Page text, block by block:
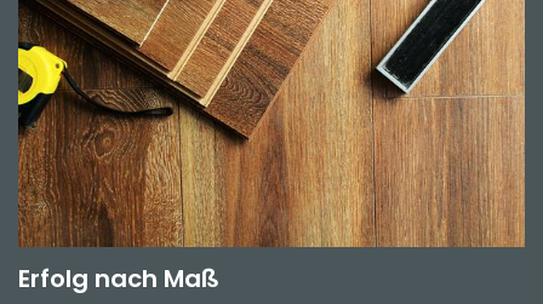
Erfolg nach Maß